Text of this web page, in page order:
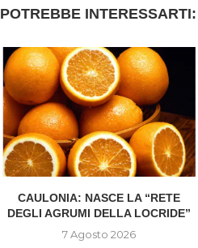
POTREBBE INTERESSARTI:
CAULONIA: NASCE LA “RETE
DEGLI AGRUMI DELLA LOCRIDE”
7 Agosto 2026